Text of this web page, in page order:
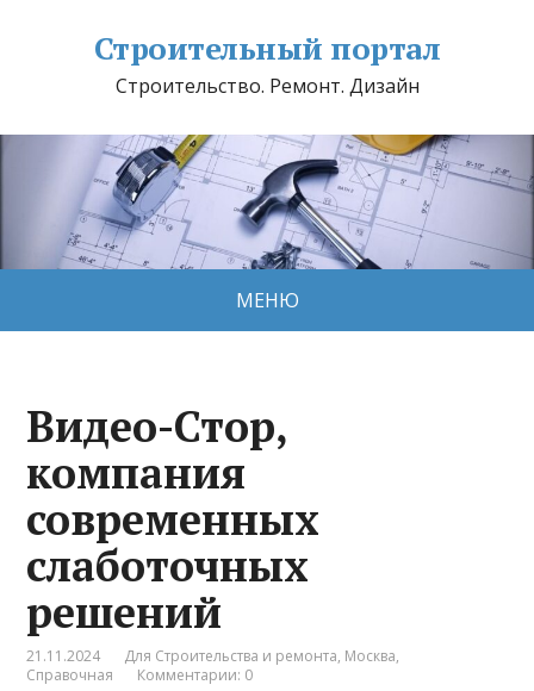
Строительный портал
Строительство. Ремонт. Дизайн
МЕНЮ
Видео-Стор,
компания
современных
слаботочных
решений
21.11.2024 Для Строительства и ремонта, Москва,
Справочная
Комментарии: 0